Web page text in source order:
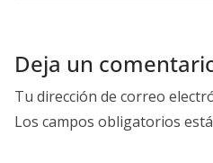
Deja un
Tu dirección de correo
Los campos obligatorios